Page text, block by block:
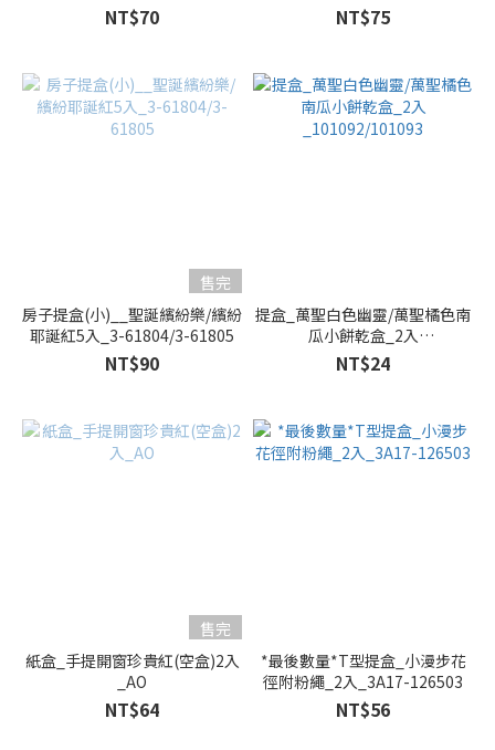
115001/2
NT$70
2914406/3-2914407
NT$75
售完
房子提盒(小)__聖誕繽紛樂/繽紛
耶誕紅5入_3-61804/3-61805
NT$90
提盒_萬聖白色幽靈/萬聖橘色南
瓜小餅乾盒_2入
_101092/101093
NT$24
售完
紙盒_手提開窗珍貴紅(空盒)2入
_AO
NT$64
*最後數量*T型提盒_小漫步花
徑附粉繩_2入_3A17-126503
NT$56